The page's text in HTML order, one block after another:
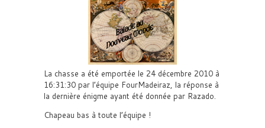
La chasse a été emportée le 24 décembre 2010 à
16:31:30 par l’équipe FourMadeiraz, la réponse à
la dernière énigme ayant été donnée par Razado.
Chapeau bas à toute l’équipe !